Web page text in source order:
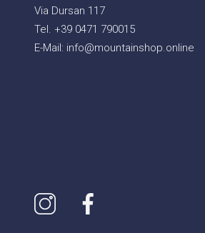
Via Dursan 117
Tel. +39 0471 790015
E-Mail: info@mountainshop.online